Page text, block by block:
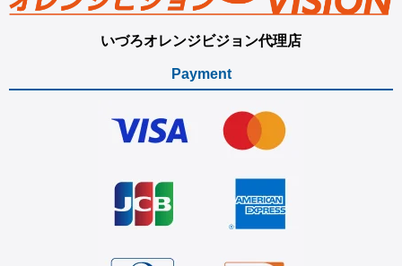
いづろオレンジビジョン代理店
Payment